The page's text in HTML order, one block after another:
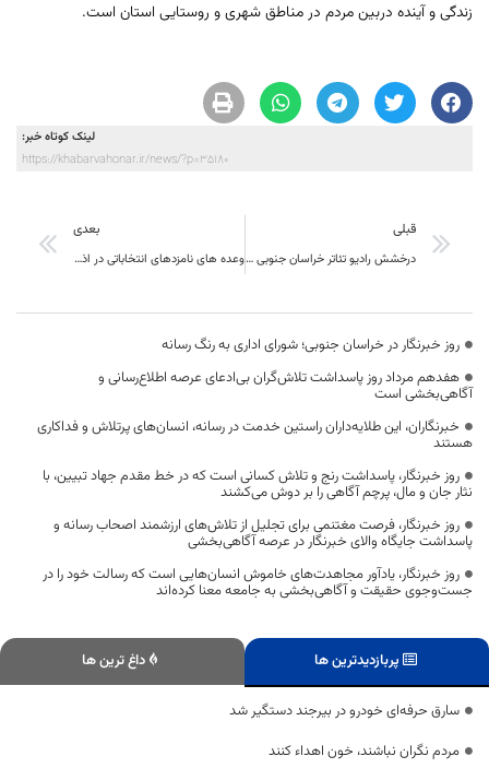
زندگی و آینده دربین مردم در مناطق شهری و روستایی استان است.
لینک کوتاه خبر:
https://khabarvahonar.ir/news/?p=35180
قبلی
درخشش رادیو تئاتر خراسان جنوبی در جشنواره فجر
بعدی
وعده های نامزدهای انتخاباتی در اذهان مردم ثبت می شود
روز خبرنگار در خراسان جنوبی؛ شورای اداری به رنگ رسانه
هفدهم مرداد روز پاسداشت تلاش‌گران بی‌ادعای عرصه اطلاع‌رسانی و
آگاهی‌بخشی است
خبرنگاران، این طلایه‌داران راستین خدمت در رسانه، انسان‌های پرتلاش و فداکاری
هستند
روز خبرنگار، پاسداشت رنج و تلاش کسانی است که در خط مقدم جهاد تبیین، با
نثار جان و مال، پرچم آگاهی را بر دوش می‌کشند
روز خبرنگار، فرصت مغتنمی برای تجلیل از تلاش‌های ارزشمند اصحاب رسانه و
پاسداشت جایگاه والای خبرنگار در عرصه آگاهی‌بخشی
روز خبرنگار، یادآور مجاهدت‌های خاموش انسان‌هایی است که رسالت خود را در
جست‌وجوی حقیقت و آگاهی‌بخشی به جامعه معنا کرده‌اند
پربازدیدترین ها داغ ترین ها
سارق حرفه‌ای خودرو در بیرجند دستگیر شد
مردم نگران نباشند، خون اهداء کنند